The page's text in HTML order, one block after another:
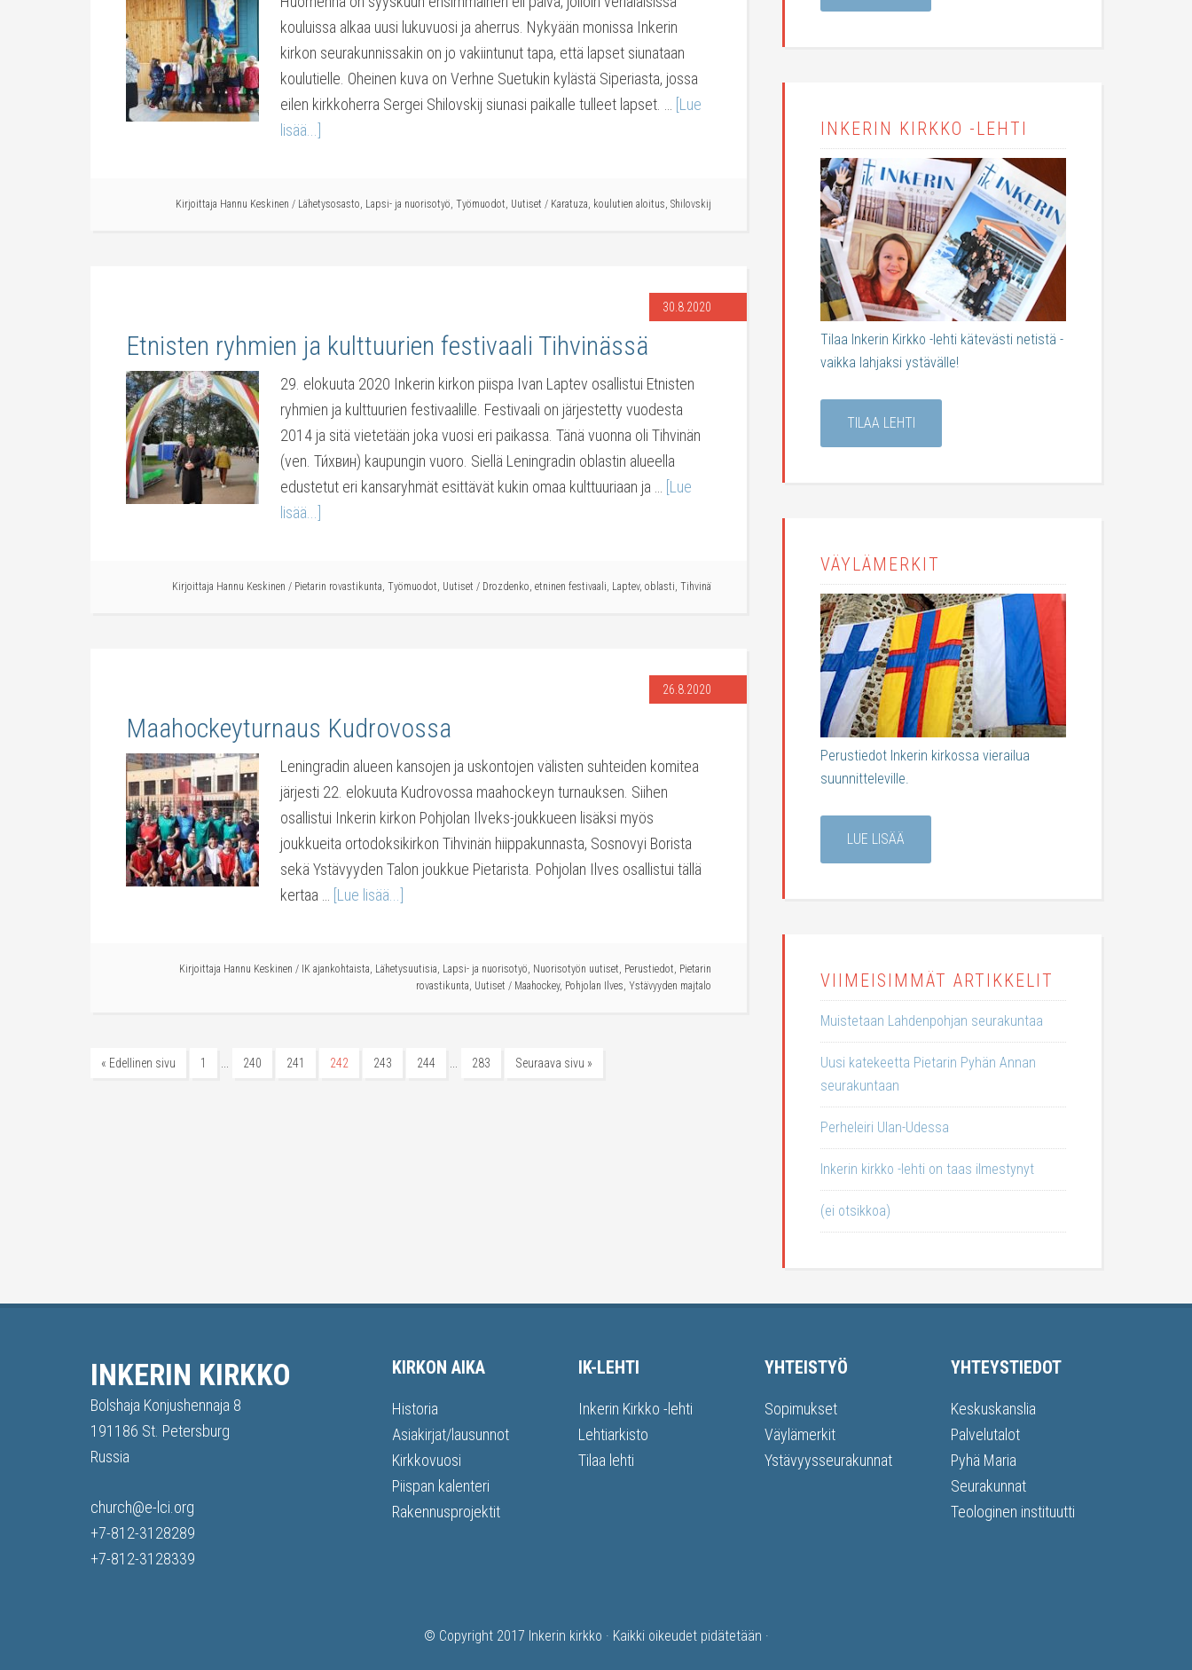
kouluissa alkaa uusi lukuvuosi ja aherrus. Nykyään monissa Inkerin
kirkon seurakunnissakin on jo vakiintunut tapa, että lapset siunataan
koulutielle. Oheinen kuva on Verhne Suetukin kylästä Siperiasta, jossa
eilen kirkkoherra Sergei Shilovskij siunasi paikalle tulleet lapset. …
[Lue
lisää...]
Kirjoittaja Hannu Keskinen / Lähetysosasto, Lapsi- ja nuorisotyö, Työmuodot, Uutiset / Karatuza, koulutien aloitus, Shilovskij
30.8.2020
Etnisten ryhmien ja kulttuurien festivaali Tihvinässä
29. elokuuta 2020 Inkerin kirkon piispa Ivan Laptev osallistui Etnisten
ryhmien ja kulttuurien festivaalille. Festivaali on järjestetty vuodesta
2014 ja sitä vietetään joka vuosi eri paikassa. Tänä vuonna oli Tihvinän
(ven. Ти́хвин) kaupungin vuoro. Siellä Leningradin oblastin alueella
edustetut eri kansaryhmät esittävät kukin omaa kulttuuriaan ja …
[Lue
lisää...]
Kirjoittaja Hannu Keskinen / Pietarin rovastikunta, Työmuodot, Uutiset / Drozdenko, etninen festivaali, Laptev, oblasti, Tihvinä
26.8.2020
Maahockeyturnaus Kudrovossa
Leningradin alueen kansojen ja uskontojen välisten suhteiden komitea
järjesti 22. elokuuta Kudrovossa maahockeyn turnauksen. Siihen
osallistui Inkerin kirkon Pohjolan Ilveks-joukkueen lisäksi myös
joukkueita ortodoksikirkon Tihvinän hiippakunnasta, Sosnovyi Borista
sekä Ystävyyden Talon joukkue Pietarista. Pohjolan Ilves osallistui tällä
kertaa …
[Lue lisää...]
Kirjoittaja Hannu Keskinen / IK ajankohtaista, Lähetysuutisia, Lapsi- ja nuorisotyö, Nuorisotyön uutiset, Perustiedot, Pietarin
rovastikunta, Uutiset / Maahockey, Pohjolan Ilves, Ystävyyden majtalo
« Edellinen sivu 1 240 241 242 243 244 283 Seuraava sivu »
INKERIN KIRKKO -LEHTI
Tilaa Inkerin Kirkko -lehti kätevästi netistä -
vaikka lahjaksi ystävälle!
TILAA LEHTI
VÄYLÄMERKIT
Perustiedot Inkerin kirkossa vierailua
suunnitteleville.
LUE LISÄÄ
VIIMEISIMMÄT ARTIKKELIT
Muistetaan Lahdenpohjan seurakuntaa
Uusi katekeetta Pietarin Pyhän Annan
seurakuntaan
Perheleiri Ulan-Udessa
Inkerin kirkko -lehti on taas ilmestynyt
(ei otsikkoa)
INKERIN KIRKKO
Bolshaja Konjushennaja 8
191186 St. Petersburg
Russia
church@e-lci.org
+7-812-3128289
+7-812-3128339
KIRKON AIKA
Historia
Asiakirjat/lausunnot
Kirkkovuosi
Piispan kalenteri
Rakennusprojektit
IK-LEHTI
Inkerin Kirkko -lehti
Lehtiarkisto
Tilaa lehti
YHTEISTYÖ
Sopimukset
Väylämerkit
Ystävyysseurakunnat
YHTEYSTIEDOT
Keskuskanslia
Palvelutalot
Pyhä Maria
Seurakunnat
Teologinen instituutti
© Copyright 2017 Inkerin kirkko · Kaikki oikeudet pidätetään ·